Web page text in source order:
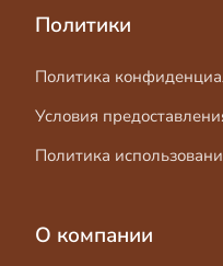
Политики
Политика
Условия
Политика
О компании